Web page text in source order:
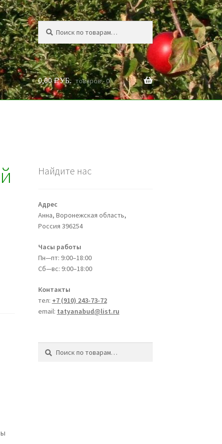
Искать:
Поиск
0,00РУБ. товаров - 0
Найдите нас
Адрес
Анна, Воронежская область,
Россия 396254
Часы работы
Пн—пт: 9:00–18:00
Сб—вс: 9:00–18:00
Контакты
тел: +7 (910) 243-73-72
email: tatyanabud@list.ru
Искать:
Поиск